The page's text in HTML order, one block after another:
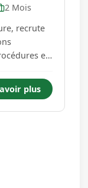
2 Mois
recrute
en
et
les
plus